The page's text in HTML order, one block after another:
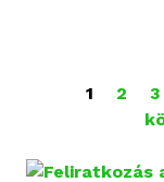
L
1 2 3